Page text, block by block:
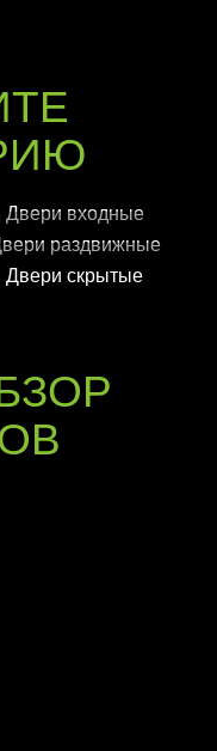
Двери входные
раздвижные
Двери скрытые